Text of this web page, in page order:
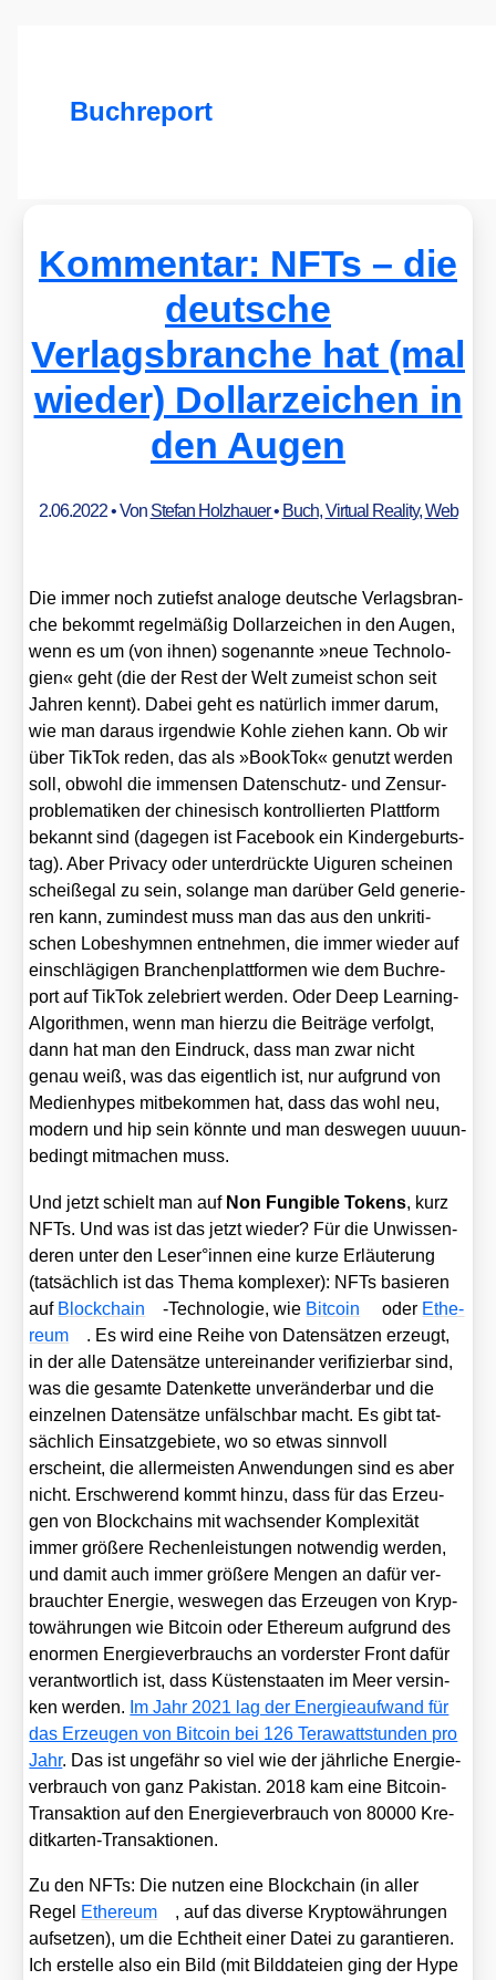
Buchreport
Kommentar: NFTs – die
deutsche
Verlagsbranche hat (mal
wieder) Dollarzeichen in
den Augen
2.06.2022• Von Stefan Holzhauer• Buch,Virtual Reality,Web
Die immer noch zutiefst ana­lo­ge deut­sche Ver­lags­bran­
che bekommt regel­mä­ßig Dol­lar­zei­chen in den Augen,
wenn es um (von ihnen) soge­nann­te »neue Tech­no­lo­
gien« geht (die der Rest der Welt zumeist schon seit
Jah­ren kennt). Dabei geht es natür­lich immer dar­um,
wie man dar­aus irgend­wie Koh­le zie­hen kann. Ob wir
über Tik­Tok reden, das als »Book­Tok« genutzt wer­den
soll, obwohl die immensen Daten­schutz- und Zen­sur­
pro­ble­ma­ti­ken der chi­ne­sisch kon­trol­lier­ten Platt­form
bekannt sind (dage­gen ist Face­book ein Kin­der­ge­burts­
tag). Aber Pri­va­cy oder unter­drück­te Uigu­ren schei­nen
scheiß­egal zu sein, solan­ge man dar­über Geld gene­rie­
ren kann, zumin­dest muss man das aus den unkri­ti­
schen Lobes­hym­nen ent­neh­men, die immer wie­der auf
ein­schlä­gi­gen Bran­chen­platt­for­men wie dem Buch­re­
port auf Tik­Tok zele­briert wer­den. Oder Deep Lear­ning-
Algo­rith­men, wenn man hier­zu die Bei­trä­ge ver­folgt,
dann hat man den Ein­druck, dass man zwar nicht
genau weiß, was das eigent­lich ist, nur auf­grund von
Medi­en­hy­pes mit­be­kom­men hat, dass das wohl neu,
modern und hip sein könn­te und man des­we­gen uuuun­
be­dingt mit­ma­chen muss.
Und jetzt schielt man auf Non Fun­gi­ble Tokens, kurz
NFTs. Und was ist das jetzt wie­der? Für die Unwis­sen­
de­ren unter den Leser°innen eine kur­ze Erläu­te­rung
(tat­säch­lich ist das The­ma kom­ple­xer): NFTs basie­ren
auf Block­chain -Tech­no­lo­gie, wie Bit­co­in oder Ethe­
re­um
. Es wird eine Rei­he von Daten­sät­zen erzeugt,
in der alle Daten­sät­ze unter­ein­an­der veri­fi­zier­bar sind,
was die gesam­te Daten­ket­te unver­än­der­bar und die
ein­zel­nen Daten­sät­ze unfälsch­bar macht. Es gibt tat­
säch­lich Ein­satz­ge­bie­te, wo so etwas sinn­voll
erscheint, die aller­meis­ten Anwen­dun­gen sind es aber
nicht. Erschwe­rend kommt hin­zu, dass für das Erzeu­
gen von Block­chains mit wach­sen­der Kom­ple­xi­tät
immer grö­ße­re Rechen­leis­tun­gen not­wen­dig wer­den,
und damit auch immer grö­ße­re Men­gen an dafür ver­
brauch­ter Ener­gie, wes­we­gen das Erzeu­gen von Kryp­
to­wäh­run­gen wie Bit­co­in oder Ethe­re­um auf­grund des
enor­men Ener­gie­ver­brauchs an vor­ders­ter Front dafür
ver­ant­wort­lich ist, dass Küs­ten­staa­ten im Meer ver­sin­
ken wer­den. Im Jahr 2021 lag der Ener­gie­auf­wand für
das Erzeu­gen von Bit­co­in bei 126 Tera­watt­stun­den pro
Jahr. Das ist unge­fähr so viel wie der jähr­li­che Ener­gie­
ver­brauch von ganz Paki­stan. 2018 kam eine Bit­co­in-
Trans­ak­ti­on auf den Ener­gie­ver­brauch von 80000 Kre­
dit­kar­ten-Trans­ak­tio­nen.
Zu den NFTs: Die nut­zen eine Block­chain (in aller
Regel Ethe­re­um
, auf das diver­se Kryp­to­wäh­run­gen
auf­set­zen), um die Echt­heit einer Datei zu garan­tie­ren.
Ich erstel­le also ein Bild (mit Bild­da­tei­en ging der Hype